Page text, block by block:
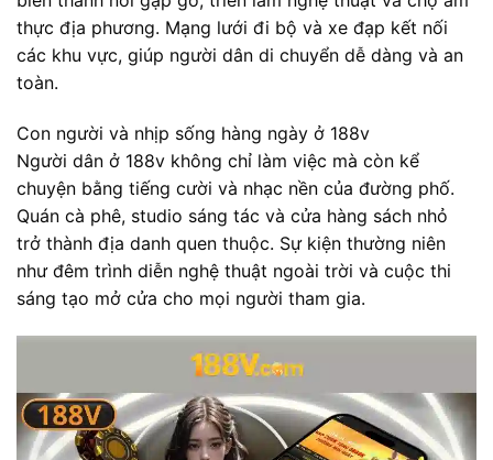
thực địa phương. Mạng lưới đi bộ và xe đạp kết nối
các khu vực, giúp người dân di chuyển dễ dàng và an
toàn.
Con người và nhịp sống hàng ngày ở 188v
Người dân ở 188v không chỉ làm việc mà còn kể
chuyện bằng tiếng cười và nhạc nền của đường phố.
Quán cà phê, studio sáng tác và cửa hàng sách nhỏ
trở thành địa danh quen thuộc. Sự kiện thường niên
như đêm trình diễn nghệ thuật ngoài trời và cuộc thi
sáng tạo mở cửa cho mọi người tham gia.